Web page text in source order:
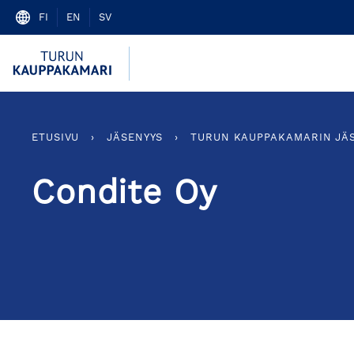
Skip
FI EN SV
ETUSIVU › JÄSENYYS › TURUN KAUPPAKAMARIN
Condite Oy